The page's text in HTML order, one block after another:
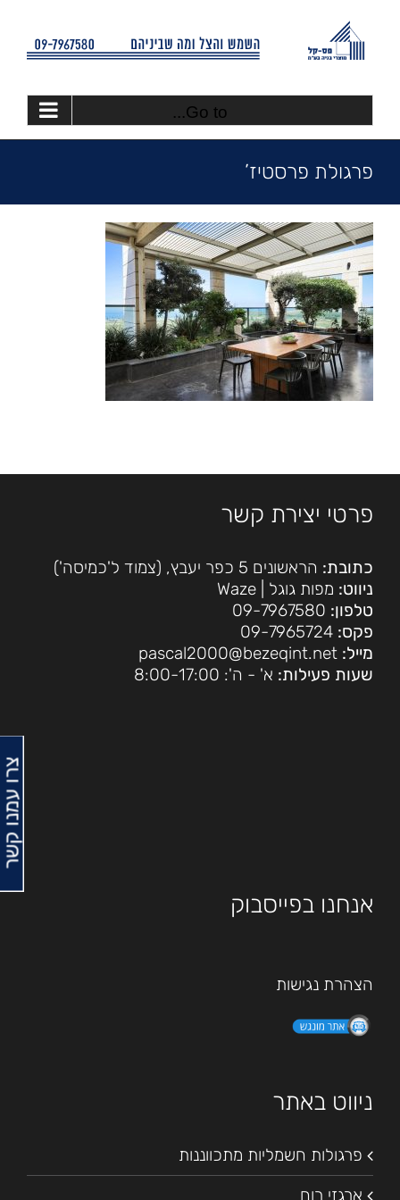
content
Go to...
פרגולת פרסטיז’
פרטי יצירת קשר
כתובת: הראשונים 5 כפר יעבץ, (צמוד ל'כמיסה')
ניווט: מפות גוגל
Waze
טלפון: 09-7967580
פקס:
מייל: pascal2000@bezeqint.net
שעות פעילות: א' - ה': 8:00-17:00
אנחנו בפייסבוק
הצהרת נגישות
ניווט באתר
פרגולות חשמליות מתכווננות
ארגזי רוח
צרו